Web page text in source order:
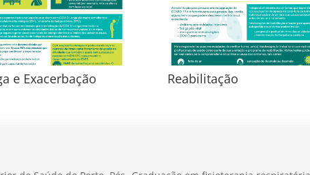
e Exacerbação Reabilitação